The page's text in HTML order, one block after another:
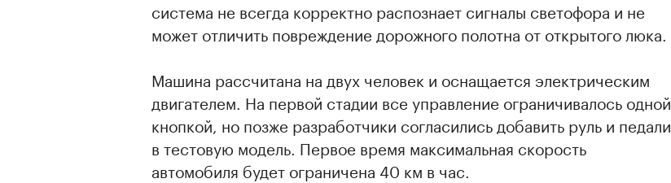
система не всегда корректно распознает сигналы светофора и не
может отличить повреждение дорожного полотна от открытого люка.
Машина рассчитана на двух человек и оснащается электрическим
двигателем. На первой стадии все управление ограничивалось одной
кнопкой, но позже разработчики согласились добавить руль и педали
в тестовую модель. Первое время максимальная скорость
автомобиля будет ограничена 40 км в час.